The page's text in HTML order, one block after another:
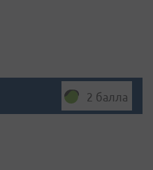
2 балла